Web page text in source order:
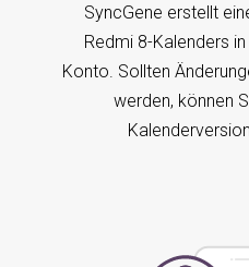
SyncGene erstellt
Redmi 8-Kalenders
Konto. Sollten
werden, können